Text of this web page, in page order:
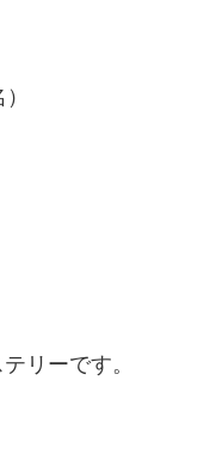
リーです。